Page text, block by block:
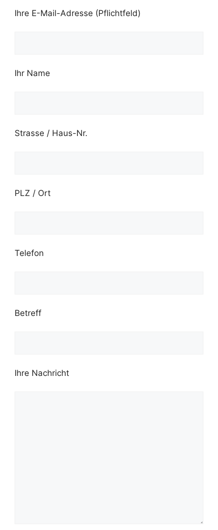
Ihre E-Mail-Adresse (Pflichtfeld)
Ihr Name
Strasse / Haus-Nr.
PLZ / Ort
Telefon
Betreff
Ihre Nachricht